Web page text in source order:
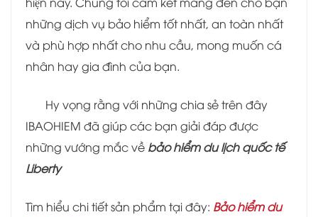
những dịch vụ bảo hiểm tốt nhất, an toàn nhất
và phù hợp nhất cho nhu cầu, mong muốn cá
nhân hay gia đình của bạn.
Hy vọng rằng với những chia sẻ trên đây
IBAOHIEM đã giúp các bạn giải đáp được
những vướng mắc về bảo hiểm du lịch quốc tế
Liberty
Tìm hiểu chi tiết sản phẩm tại đây: Bảo hiểm du